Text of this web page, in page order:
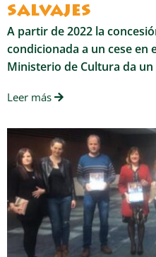
salvajes
A partir de 2022 la
condicionada a un cese en
Ministerio de Cultura da
Leer más